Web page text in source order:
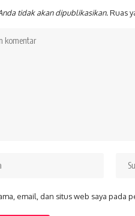
tidak akan dipublikasikan.Ruas
email, dan situs web saya pada